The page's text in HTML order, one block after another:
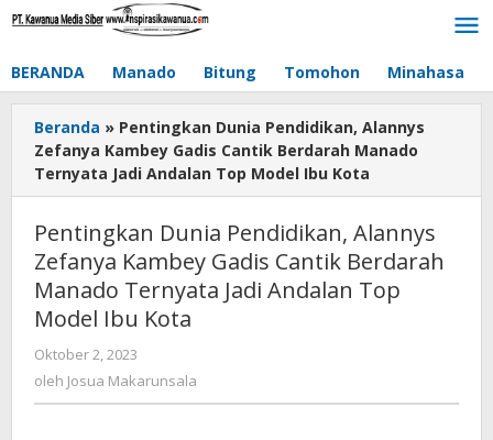
Lewati
BERANDA Manado Bitung Tomohon Minahasa
Beranda » Pentingkan Dunia Pendidikan, Alannys
Zefanya Kambey Gadis Cantik Berdarah Manado
Ternyata Jadi Andalan Top Model Ibu Kota
Pentingkan Dunia Pendidikan, Alannys
Zefanya Kambey Gadis Cantik Berdarah
Manado Ternyata Jadi Andalan Top
Model Ibu Kota
Oktober 2, 2023
Josua
oleh Josua Makarunsala